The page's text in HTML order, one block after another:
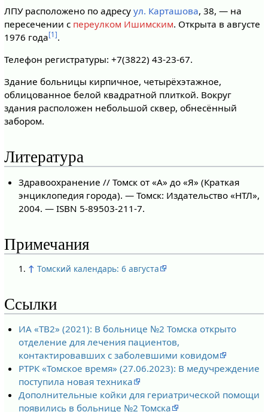
ЛПУ расположено по адресу ул. Карташова, 38, — на
пересечении с переулком Ишимским. Открыта в августе
1976 года[1].
Телефон регистратуры: +7(3822) 43-23-67.
Здание больницы кирпичное, четырёхэтажное,
облицованное белой квадратной плиткой. Вокруг
здания расположен небольшой сквер, обнесённый
забором.
Литература
Здравоохранение // Томск от «А» до «Я» (Краткая
энциклопедия города). — Томск: Издательство «НТЛ»,
2004. — ISBN 5-89503-211-7.
Примечания
↑ Томский календарь: 6 августа
Ссылки
ИА «ТВ2» (2021): В больнице №2 Томска открыто
отделение для лечения пациентов,
контактировавших с заболевшими ковидом
РТРК «Томское время» (27.06.2023): В медучреждение
поступила новая техника
Дополнительные койки для гериатрической помощи
появились в больнице №2 Томска